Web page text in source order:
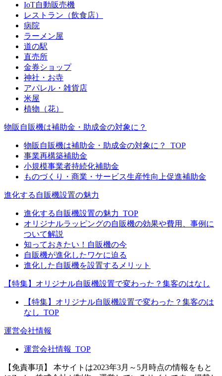
IoT自動販売機
レストラン（飲食店）
病院
ラーメン屋
道の駅
直売所
金券ショップ
神社・お寺
アパレル・雑貨店
米屋
植物（花）
物販自販機は補助金・助成金の対象に？
物販自販機は補助金・助成金の対象に？_TOP
事業再構築補助金
小規模事業者持続化補助金
ものづくり・商業・サービス生産性向上促進補助金
進化する自販機設置の魅力
進化する自販機設置の魅力_TOP
オリジナルラッピングの自販機の効果や費用、事例に
ついて解説
知っておきたい！自販機の今
自販機が進化したワケに迫る
進化した自販機を設置するメリット
【特集】オリジナル自販機設置で変わった？集客のはなし
【特集】オリジナル自販機設置で変わった？集客のは
なし_TOP
運営会社情報
運営会社情報_TOP
【免責事項】
本サイトは2023年3月～5月時点の情報をもと